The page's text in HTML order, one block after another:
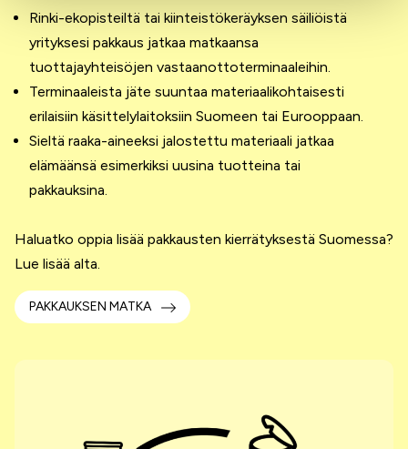
Rinki-ekopisteiltä tai kiinteistökeräyksen säiliöistä
yrityksesi pakkaus jatkaa matkaansa
tuottajayhteisöjen vastaanottoterminaaleihin.
Terminaaleista jäte suuntaa materiaalikohtaisesti
erilaisiin käsittelylaitoksiin Suomeen tai Eurooppaan.
Sieltä raaka-aineeksi jalostettu materiaali jatkaa
elämäänsä esimerkiksi uusina tuotteina tai
pakkauksina.
Haluatko oppia lisää pakkausten kierrätyksestä Suomessa?
Lue lisää alta.
PAKKAUKSEN MATKA